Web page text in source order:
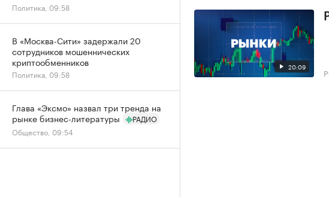
20:09
Политика, 09:58
В «Москва-Сити» задержали 20
сотрудников мошеннических
криптообменников
Политика, 09:58
Глава «Эксмо» назвал три тренда на
рынке бизнес-литературы
РАДИО
Общество, 09:54